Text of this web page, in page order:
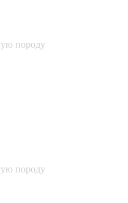
породу
породу